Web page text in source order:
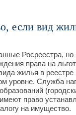
если вид
Росреестра,
права на
жилья в
уровне. Служба
право
на имущество.